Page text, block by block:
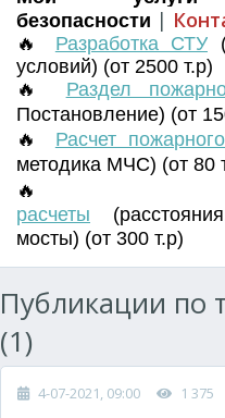
безопасности |
🔥 Разработка СТУ
условий) (от 2500 т.р)
🔥 Раздел
Постановление) (от
🔥 Расчет
методика МЧС) (от 80
расчеты (расстояния
мосты) (от 300 т.р)
Публикации по
(1)
4-07-2021, 09:00 1 375